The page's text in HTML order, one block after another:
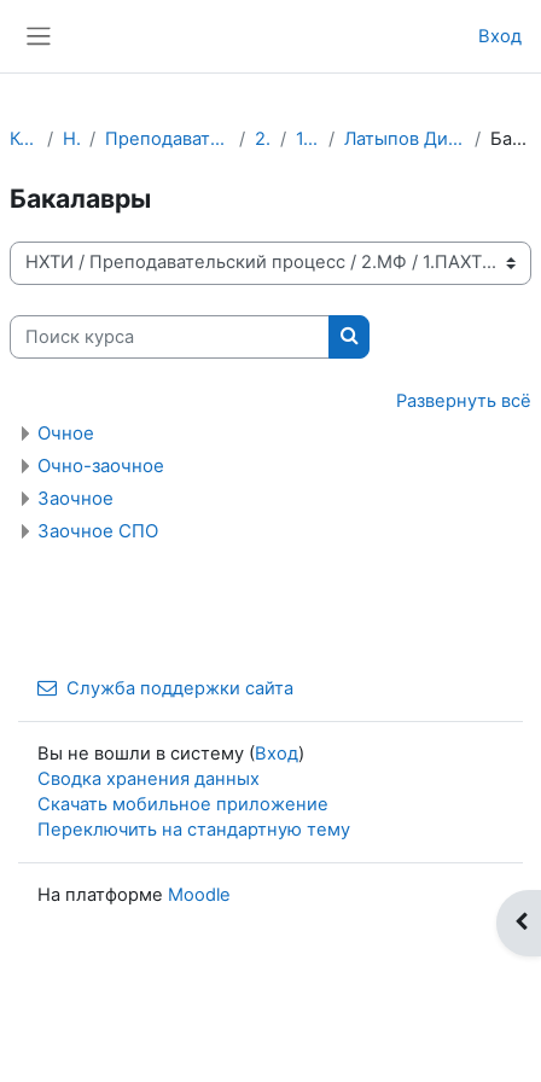
Вход
Курсы НХТИ Преподавательский процесс 2.МФ 1.ПАХТ Латыпов Дилшат Назимович Бакалавры
Бакалавры
Категории курсов
Поиск курса
Поиск курса
Развернуть всё
Очное
Очно-заочное
Заочное
Заочное СПО
Служба поддержки сайта
Вы не вошли в систему (Вход)
Сводка хранения данных
Скачать мобильное приложение
Переключить на стандартную тему
На платформе Moodle